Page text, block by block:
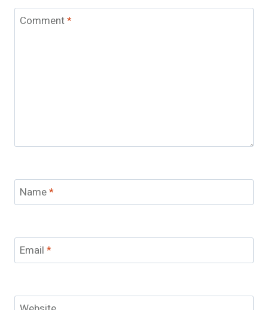
Comment*
Name*
Email *